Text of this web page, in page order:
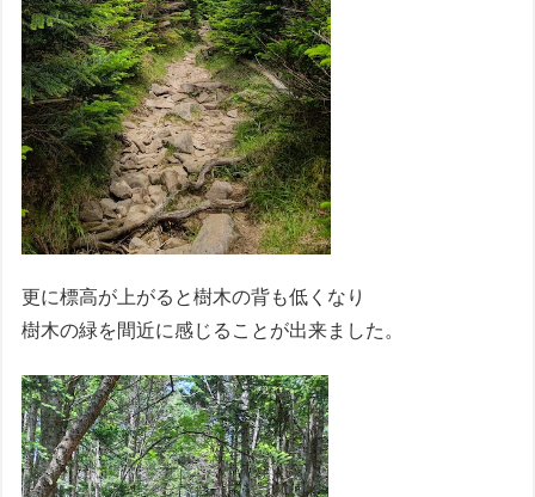
更に標高が上がると樹木の背も低くなり
樹木の緑を間近に感じることが出来ました。